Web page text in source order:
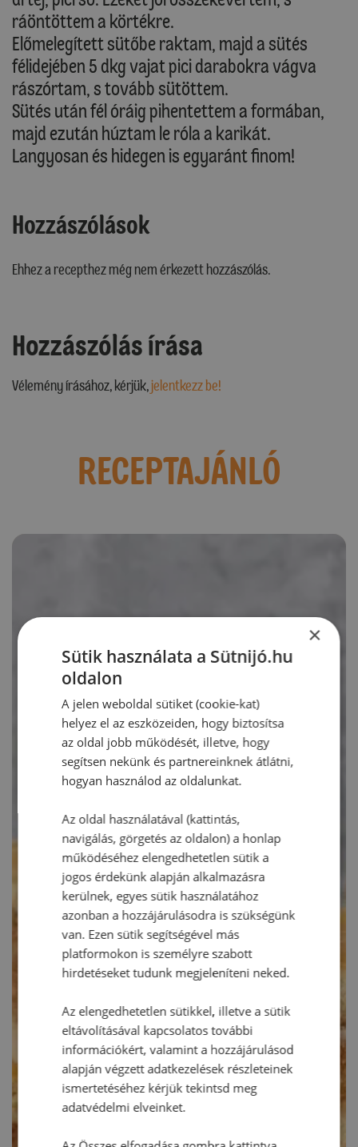
ráöntöttem a körtékre.
Előmelegített sütőbe raktam, majd a sütés
félidejében 5 dkg vajat pici darabokra vágva
rászórtam, s tovább sütöttem.
Sütés után fél óráig pihentettem a formában,
majd ezután húztam le róla a karikát.
Langyosan és hidegen is egyaránt finom!
Hozzászólások
Ehhez a recepthez még nem érkezett hozzászólás.
Hozzászólás írása
Vélemény írásához, kérjük,jelentkezz be!
RECEPTAJÁNLÓ
×
Sütik használata a Sütnijó.hu
oldalon
A jelen weboldal sütiket (cookie-kat)
helyez el az eszközeiden, hogy biztosítsa
az oldal jobb működését, illetve, hogy
segítsen nekünk és partnereinknek átlátni,
hogyan használod az oldalunkat.
Az oldal használatával (kattintás,
navigálás, görgetés az oldalon) a honlap
működéséhez elengedhetetlen sütik a
jogos érdekünk alapján alkalmazásra
kerülnek, egyes sütik használatához
azonban a hozzájárulásodra is szükségünk
van. Ezen sütik segítségével más
platformokon is személyre szabott
hirdetéseket tudunk megjeleníteni neked.
Az elengedhetetlen sütikkel, illetve a sütik
eltávolításával kapcsolatos további
információkért, valamint a hozzájárulásod
alapján végzett adatkezelések részleteinek
ismertetéséhez kérjük tekintsd meg
adatvédelmi elveinket.